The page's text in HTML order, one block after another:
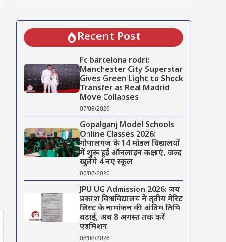
Recent Post
Fc barcelona rodri:
Manchester City Superstar
Gives Green Light to Shock
Transfer as Real Madrid
Move Collapses
07/08/2026
Gopalganj Model Schools
Online Classes 2026:
गोपालगंज के 14 मॉडल विद्यालयों
में शुरू हुई ऑनलाइन कक्षाएं, जल्द
खुलेंगे 4 नए स्कूल
06/08/2026
JPU UG Admission 2026: जय
प्रकाश विश्वविद्यालय ने तृतीय मेरिट
लिस्ट के नामांकन की अंतिम तिथि
बढ़ाई, अब 8 अगस्त तक करें
एडमिशन
06/08/2026